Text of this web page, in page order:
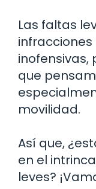
Las faltas
inofensivas,
que
movilidad.
Así que,
en el
leves?